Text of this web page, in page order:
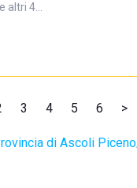
e altri 4…
3 4 5 6 >
di Ascoli Piceno